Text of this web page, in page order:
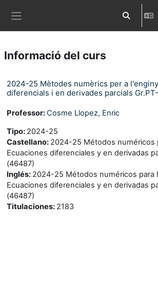
Commuta
Informació del curs
2024-25 Mètodes numèrics per a
diferencials i en derivades parcials
Professor:Cosme Llopez, Enric
Tipo: 2024-25
Castellano: 2024-25 Métodos numéricos
Ecuaciones diferenciales y en derivadas
(46487)
Inglés: 2024-25 Métodos numéricos para
Ecuaciones diferenciales y en derivadas
(46487)
Titulaciones: 2183